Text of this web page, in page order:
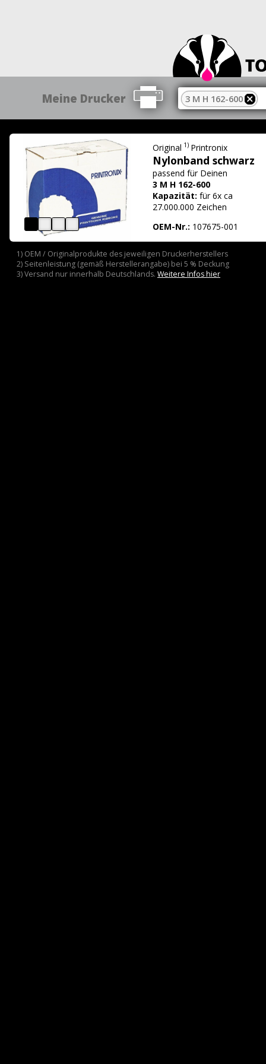
Meine Drucker 3 M H 162-600
Original 1) Printronix
Nylonband schwarz
passend für Deinen
3 M H 162-600
Kapazität: für 6x ca
27.000.000 Zeichen
OEM-Nr.: 107675-001
1) OEM / Originalprodukte des jeweiligen Druckerherstellers
2) Seitenleistung (gemäß Herstellerangabe) bei 5 % Deckung
3) Versand nur innerhalb Deutschlands. Weitere Infos hier